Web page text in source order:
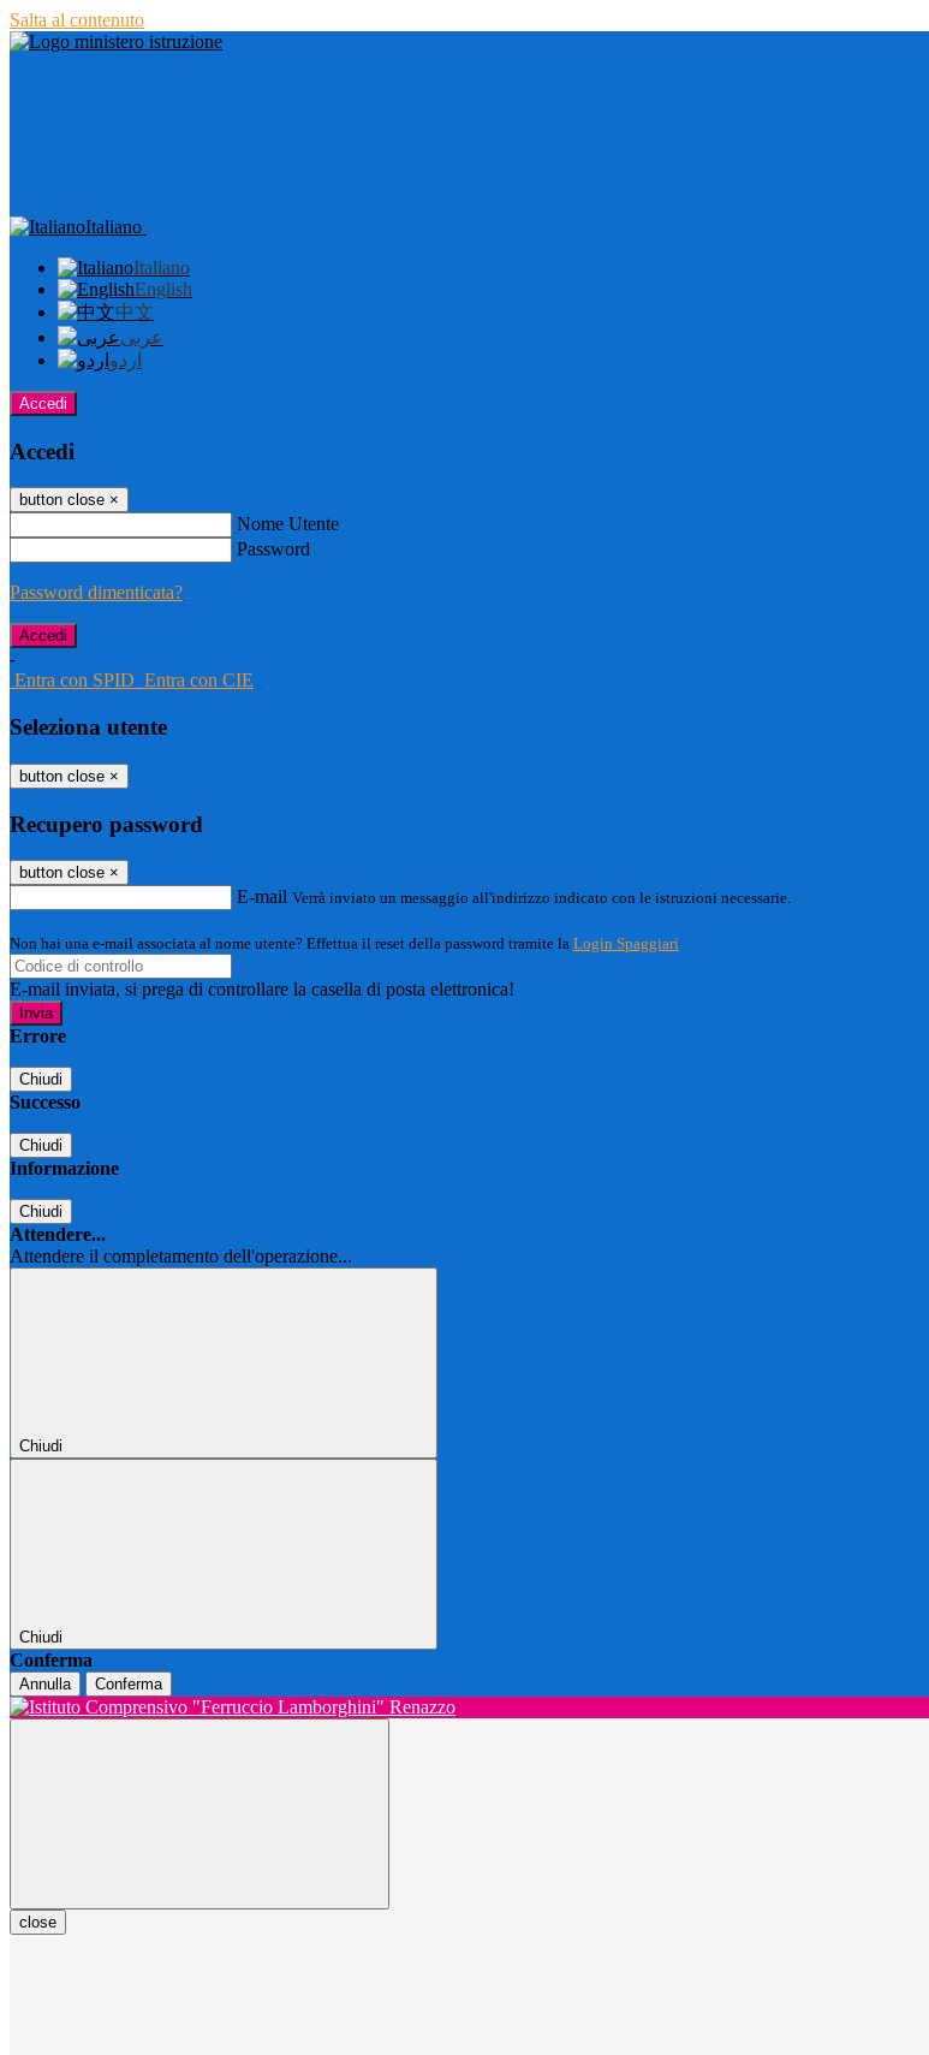
Salta al contenuto
Italiano
Italiano
English
中文
عربى
اردو
Accedi
Accedi
button close ×
Nome Utente
Password
Password dimenticata?
-
Entra con SPID Entra con CIE
Seleziona utente
button close ×
Recupero password
button close ×
E-mail Verrà inviato un messaggio all'indirizzo indicato con le istruzioni necessarie.
Non hai una e-mail associata al nome utente? Effettua il reset della password tramite la Login Spaggiari
E-mail inviata, si prega di controllare la casella di posta elettronica!
Errore
Chiudi
Successo
Chiudi
Informazione
Chiudi
Attendere...
Attendere il completamento dell'operazione...
Chiudi
Chiudi
Conferma
Annulla Conferma
close